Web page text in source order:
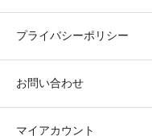
プライバシーポリシー
お問い合わせ
マイアカウント